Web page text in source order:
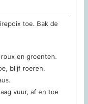
toe. Bak de
en groenten.
blijf roeren.
vuur, af en toe